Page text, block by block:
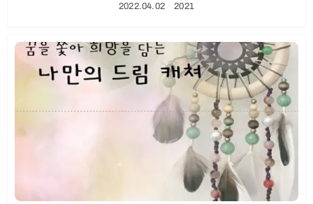
2022.04.02ㆍ2021